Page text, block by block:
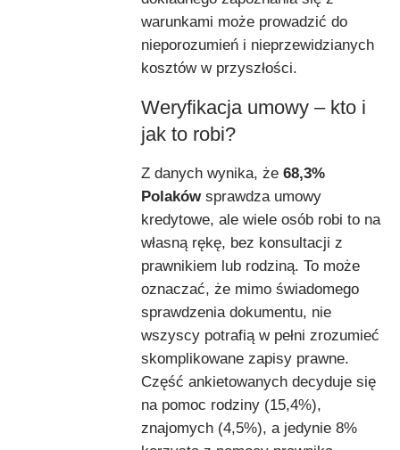
warunkami może prowadzić do
nieporozumień i nieprzewidzianych
kosztów w przyszłości.
Weryfikacja umowy – kto i
jak to robi?
Z danych wynika, że 68,3%
Polakówsprawdza umowy
kredytowe, ale wiele osób robi to na
własną rękę, bez konsultacji z
prawnikiem lub rodziną. To może
oznaczać, że mimo świadomego
sprawdzenia dokumentu, nie
wszyscy potrafią w pełni zrozumieć
skomplikowane zapisy prawne.
Część ankietowanych decyduje się
na pomoc rodziny (15,4%),
znajomych (4,5%), a jedynie 8%